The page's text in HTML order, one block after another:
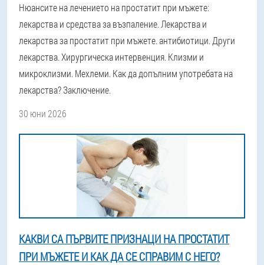
Нюансите на лечението на простатит при мъжете:
лекарства и средства за възпаление. Лекарства и
лекарства за простатит при мъжете. антибиотици. Други
лекарства. Хирургическа интервенция. Клизми и
микроклизми. Мехлеми. Как да допълним употребата на
лекарства? Заключение.
30 юни 2026
КАКВИ СА ПЪРВИТЕ ПРИЗНАЦИ НА ПРОСТАТИТ
ПРИ МЪЖЕТЕ И КАК ДА СЕ СПРАВИМ С НЕГО?